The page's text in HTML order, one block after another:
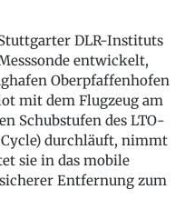
DLR-Instituts
entwickelt,
Oberpfaffenhofen
mit dem Flugzeug am
Schubstufen des LTO-
durchläuft, nimmt
sie in das mobile
Entfernung zum